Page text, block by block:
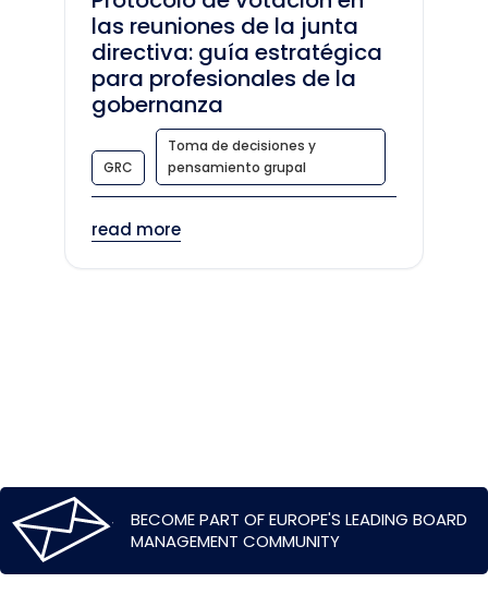
las reuniones de la junta
directiva: guía estratégica
para profesionales de la
gobernanza
GRC
Toma de decisiones y
pensamiento grupal
read more
BECOME PART OF EUROPE'S LEADING BOARD
MANAGEMENT COMMUNITY